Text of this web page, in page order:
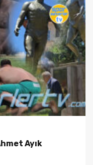
Ayık